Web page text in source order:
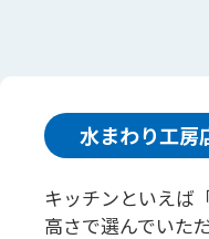
水まわり工房
キッチンといえば
高さで選んでいた